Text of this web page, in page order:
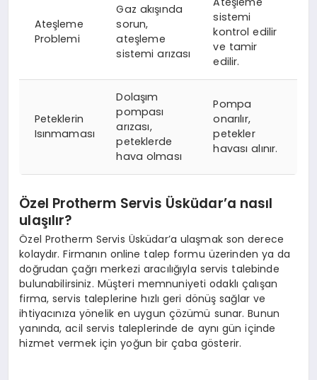
Ateşleme
Problemi
Gaz akışında
sorun,
ateşleme
sistemi arızası
sistemi
kontrol edilir
ve tamir
edilir.
Peteklerin
Isınmaması
Dolaşım
pompası
arızası,
peteklerde
hava olması
Pompa
onarılır,
petekler
havası alınır.
Özel Protherm Servis Üsküdar’a nasıl
ulaşılır?
Özel Protherm Servis Üsküdar’a ulaşmak son derece
kolaydır. Firmanın online talep formu üzerinden ya da
doğrudan çağrı merkezi aracılığıyla servis talebinde
bulunabilirsiniz. Müşteri memnuniyeti odaklı çalışan
firma, servis taleplerine hızlı geri dönüş sağlar ve
ihtiyacınıza yönelik en uygun çözümü sunar. Bunun
yanında, acil servis taleplerinde de aynı gün içinde
hizmet vermek için yoğun bir çaba gösterir.